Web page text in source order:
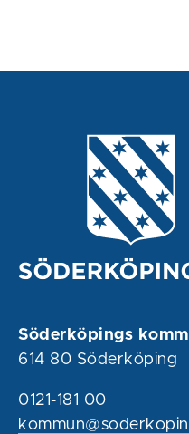
Söderköpings
614 80 Söderköping
0121-181 00